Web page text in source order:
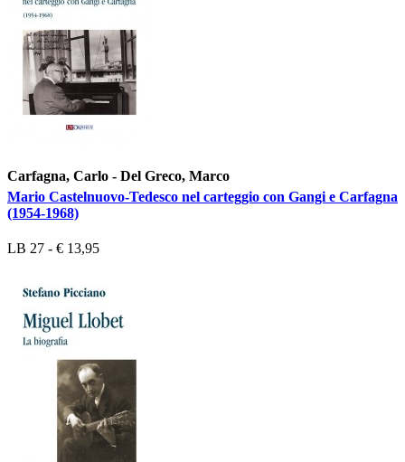
Carfagna, Carlo - Del Greco, Marco
Mario Castelnuovo-Tedesco nel carteggio con Gangi e Carfagna
(1954-1968)
LB 27 - € 13,95